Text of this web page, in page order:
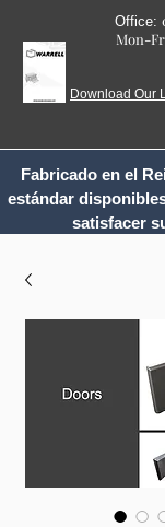
Office:
Mon-
Download Our
Fabricado en el
estándar
satisfacer